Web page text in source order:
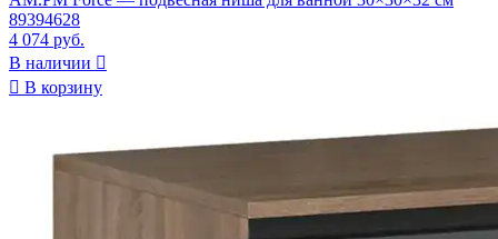
89394628
4 074 руб.
В наличии 
 В корзину